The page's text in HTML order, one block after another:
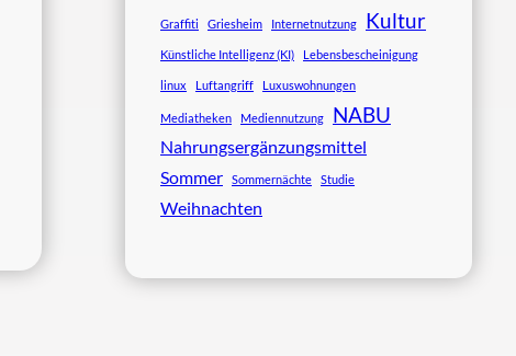
Graffiti Griesheim Internetnutzung Kultur
Künstliche Intelligenz (KI) Lebensbescheinigung
linux Luftangriff Luxuswohnungen
Mediatheken Mediennutzung NABU
Nahrungsergänzungsmittel
Sommer
Sommernächte Studie
Weihnachten